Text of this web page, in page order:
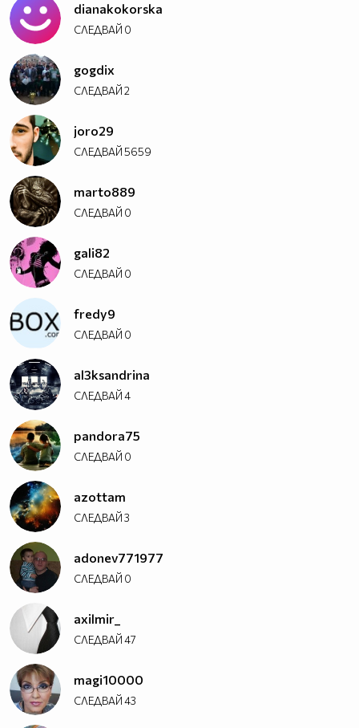
dianakokorska
СЛЕДВАЙ 0
gogdix
СЛЕДВАЙ2
joro29
СЛЕДВАЙ5659
marto889
СЛЕДВАЙ 0
gali82
СЛЕДВАЙ 0
fredy9
СЛЕДВАЙ 0
al3ksandrina
СЛЕДВАЙ4
pandora75
СЛЕДВАЙ 0
azottam
СЛЕДВАЙ3
adonev771977
СЛЕДВАЙ 0
axilmir_
СЛЕДВАЙ47
magi10000
СЛЕДВАЙ43